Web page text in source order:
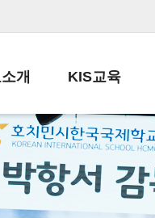
개
사말
징
KIS교육
교육목표
학사일정
일과시간표